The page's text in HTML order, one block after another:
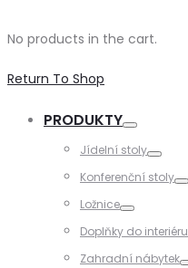
No products in the cart.
Return To Shop
PRODUKTY
Jídelní stoly
Konferenční stoly
Ložnice
Doplňky do interiéru
Zahradní nábytek